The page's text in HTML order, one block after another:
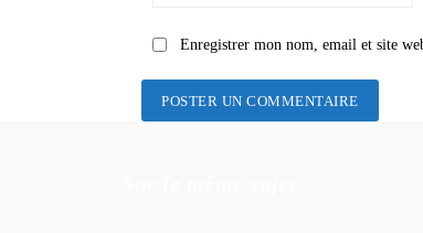
Enregistrer mon nom, email et site